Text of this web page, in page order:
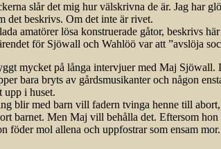
slår det mig hur välskrivna de är. Jag har
det beskrivs. Om det inte är rivet.
amatörer lösa konstruerade gåtor, beskrivs
för Sjöwall och Wahlöö var att ”avslöja
mycket på långa intervjuer med Maj
bara bryts av gårdsmusikanter och någon
upp i huset.
blir med barn vill fadern tvinga henne till
barnet. Men Maj vill behålla det. Eftersom
föder mol allena och uppfostrar som ensam